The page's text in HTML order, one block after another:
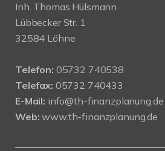
Inh. Thomas Hülsmann
Lübbecker Str. 1
32584 Löhne
Telefon: 05732 740538
Telefax: 05732 740433
E-Mail: info@th-finanzplanung.de
Web: www.th-finanzplanung.de